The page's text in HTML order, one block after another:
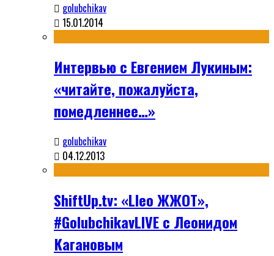
golubchikav
15.01.2014
Интервью с Евгением Лукиным:
«читайте, пожалуйста,
помедленнее…»
golubchikav
04.12.2013
ShiftUp.tv: «Lleo ЖЖОТ»,
#GolubchikavLIVE с Леонидом
Кагановым